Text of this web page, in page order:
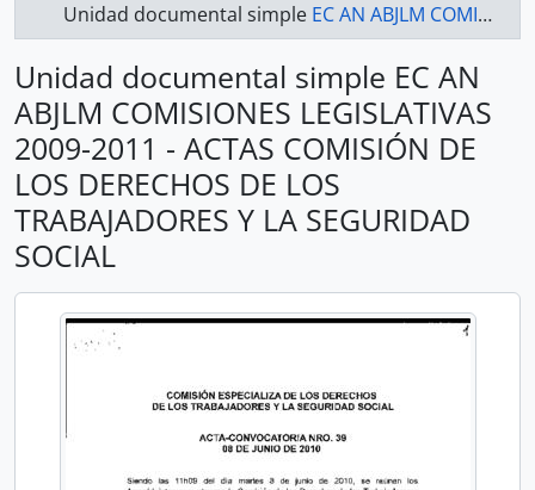
Unidad documental simple EC AN ABJLM COMISIONES LEGISLATIVAS 2009-2011 - ACTAS COMISIÓN DE LOS DERECHOS DE LOS TRABAJADORES Y LA SEGURIDAD SOCIAL
Unidad documental simple EC AN
ABJLM COMISIONES LEGISLATIVAS
2009-2011 - ACTAS COMISIÓN DE
LOS DERECHOS DE LOS
TRABAJADORES Y LA SEGURIDAD
SOCIAL